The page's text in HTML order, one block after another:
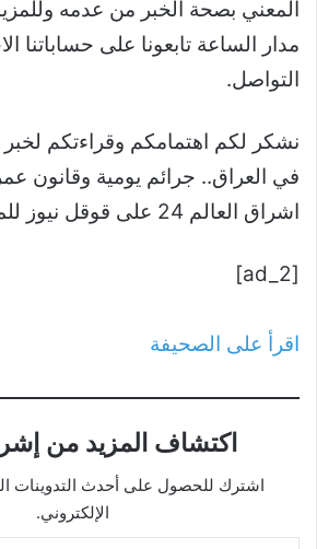
المعني بصحة الخبر من عدمه
مدار الساعة تابعونا على حساباتنا
التواصل.
نشكر لكم اهتمامكم وقراءتكم لخبر
في العراق.. جرائم يومية وقانون
اشراق العالم 24 على قوقل نيوز للمزيد من الأخبار
[ad_2]
اقرأ على الصحيفة
اكتشاف المزيد من
اشترك للحصول على أحدث التدوينات
الإلكتروني.
كتابة بريدك الإلكتروني...